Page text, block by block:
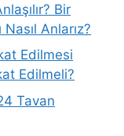
Bir
Anlarız?
Edilmesi
Edilmeli?
Tavan